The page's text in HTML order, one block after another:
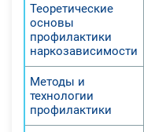
Теоретические
основы
профилактики
наркозависимости
Методы и
технологии
профилактики